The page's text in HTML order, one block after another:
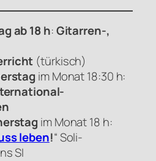
ab 18 h:Gitarren-,
(türkisch)
im Monat 18:30 h:
im Monat 18 h:
leben!“ Soli-
SI